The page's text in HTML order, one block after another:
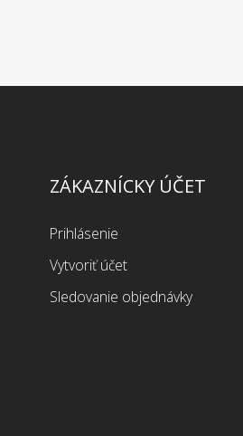
ZÁKAZNÍCKY ÚČET
Prihlásenie
Vytvoriť účet
Sledovanie objednávky